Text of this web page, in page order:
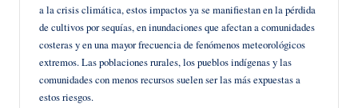
a la crisis climática, estos impactos ya se manifiestan en la pérdida
de cultivos por sequías, en inundaciones que afectan a comunidades
costeras y en una mayor frecuencia de fenómenos meteorológicos
extremos. Las poblaciones rurales, los pueblos indígenas y las
comunidades con menos recursos suelen ser las más expuestas a
estos riesgos.